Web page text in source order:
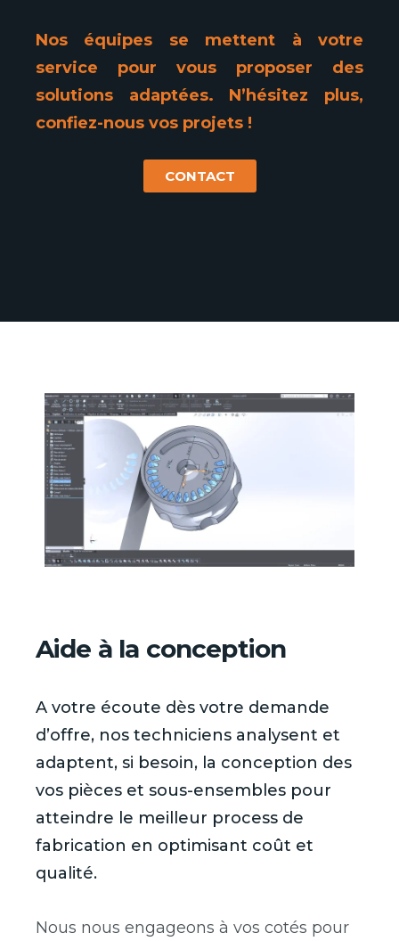
Nos équipes se mettent à votre
service pour vous proposer des
solutions adaptées. N’hésitez plus,
confiez-nous vos projets !
CONTACT
Aide à la conception
A votre écoute dès votre demande
d’offre, nos techniciens analysent et
adaptent, si besoin, la conception des
vos pièces et sous-ensembles pour
atteindre le meilleur process de
fabrication en optimisant coût et
qualité.
Nous nous engageons à vos cotés pour